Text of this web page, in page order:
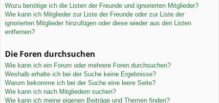
Wozu benötige ich die Listen der Freunde und ignorierten Mitglieder?
Wie kann ich Mitglieder zur Liste der Freunde oder zur Liste der
ignorierten Mitglieder hinzufügen oder diese wieder aus den Listen
entfernen?
Die Foren durchsuchen
Wie kann ich ein Forum oder mehrere Foren durchsuchen?
Weshalb erhalte ich bei der Suche keine Ergebnisse?
Warum bekomme ich bei der Suche eine leere Seite?
Wie kann ich nach Mitgliedern suchen?
Wie kann ich meine eigenen Beiträge und Themen finden?